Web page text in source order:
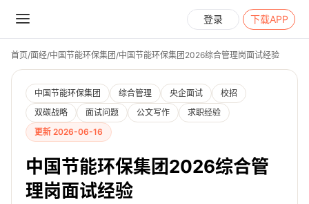
登录 下载APP
首页/面经/中国节能环保集团/中国节能环保集团2026综合管理岗面试经验
中国节能环保集团 综合管理 央企面试
校招
双碳战略
面试问题 公文写作
求职经验
更新 2026-06-16
中国节能环保集团2026综合管
理岗面试经验